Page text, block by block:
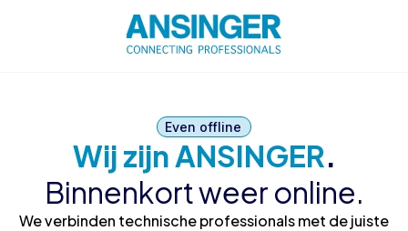
Even offline
Wij zijn ANSINGER.
Binnenkort weer online.
We verbinden technische professionals met de juiste